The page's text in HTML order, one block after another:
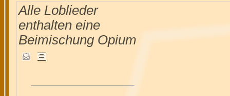
Alle Loblieder
enthalten eine
Beimischung Opium